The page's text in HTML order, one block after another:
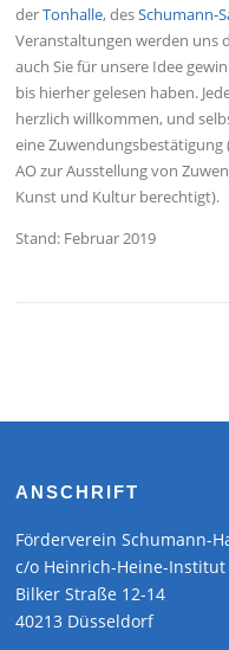
derTonhalle, desSchumann-
Veranstaltungen werden uns
auch Sie für unsere Idee
bis hierher gelesen haben.
herzlich willkommen, und
eine Zuwendungsbestätigung
AO zur Ausstellung von
Kunst und Kultur berechtigt).
Stand: Februar 2019
ANSCHRIFT
Förderverein Schumann-
c/o Heinrich-Heine-
Bilker Straße 12-14
40213 Düsseldorf